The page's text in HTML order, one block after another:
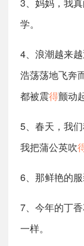
得胜
得志 如
学。
4、浪潮越来
浩荡荡地飞奔
都被震得颤动
5、春天，我
我把蒲公英吹
6、那鲜艳的
7、今年的丁
一样。